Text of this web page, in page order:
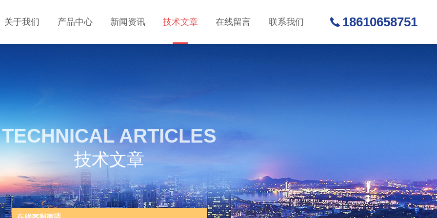
关于我们 产品中心 新闻资讯 技术文章 在线留言 联系我们 18610658751
TECHNICAL ARTICLES
技术文章